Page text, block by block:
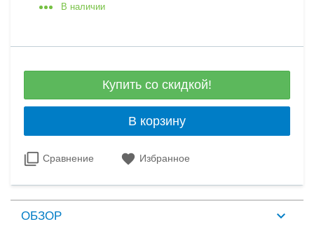
В наличии
Купить со скидкой!
В корзину
Сравнение Избранное
ОБЗОР